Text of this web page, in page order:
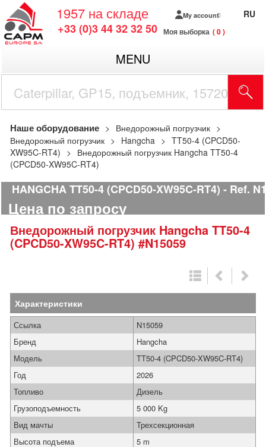
1957 на складе
+33 (0)3 44 32 32 50
My account
Моя выборка 0
RU
MENU
Наше оборудование
Внедорожный погрузчик
Внедорожный погрузчик
Hangcha
TT50-4 (CPCD50-
XW95C-RT4)
Внедорожный погрузчик Hangcha TT50-4
(CPCD50-XW95C-RT4)
HANGCHA TT50-4 (CPCD50-XW95C-RT4) Ref.
Цена по запросу
Внедорожный погрузчик Hangcha TT50-4
(CPCD50-XW95C-RT4) #N15059
Характеристики
Ссылка
N15059
Бренд
Hangcha
Модель
TT50-4 (CPCD50-XW95C-RT4)
Год
2026
Топливо
Дизель
Грузоподъемность
5 000 Kg
Вид мачты
Трехсекционная
Высота подъема
5 m